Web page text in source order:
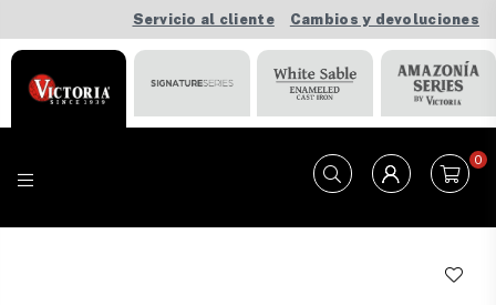
Servicio al cliente Cambios y devoluciones
0